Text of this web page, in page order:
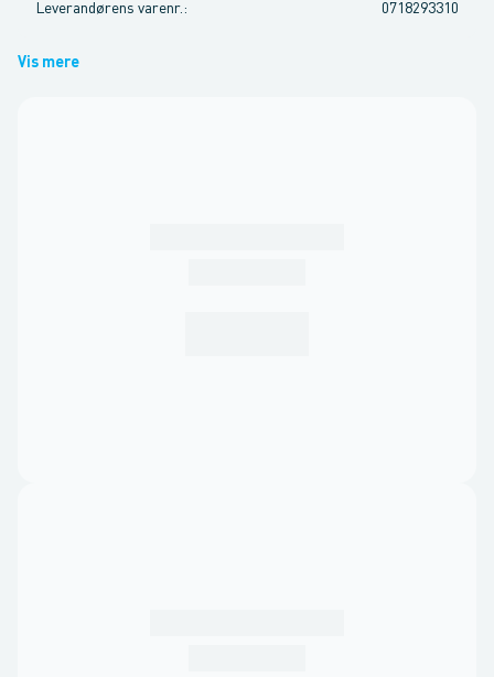
Leverandørens varenr. : 0718293310
Vis mere